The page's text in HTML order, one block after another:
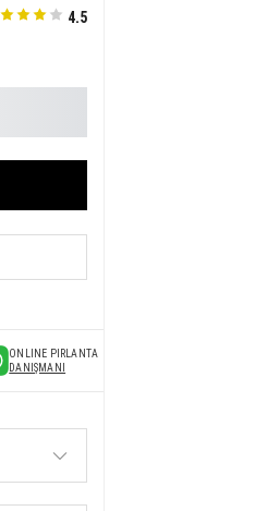
4.5
ONLINE PIRLANTA
DANIŞMANI